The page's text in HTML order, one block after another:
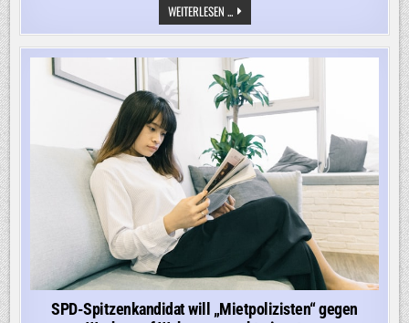
WEITERLESEN ...NEUE
SPANNUNGEN
IN
HORMUS
–
EMIRATE
WERFEN
IRAN
TANKER-
ANGRIFF
VOR
SPD-Spitzenkandidat will „Mietpolizisten“ gegen